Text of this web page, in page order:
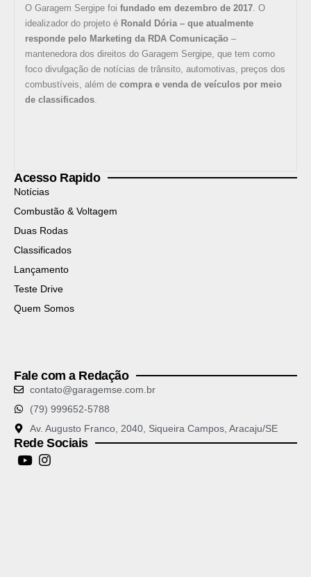
O Garagem Sergipe foi fundado em dezembro de 2017. O
idealizador do projeto é Ronald Dória – que atualmente
responde pelo Marketing da RDA Comunicação –
mantenedora dos direitos do Garagem Sergipe, que tem como
foco divulgação de notícias de trânsito, automotivas, preços dos
combustíveis, além de compra e venda de veículos por meio
de classificados.
Acesso Rapido
Notícias
Combustão & Voltagem
Duas Rodas
Classificados
Lançamento
Teste Drive
Quem Somos
Fale com a Redação
contato@garagemse.com.br
(79) 999652-5788
Av. Augusto Franco, 2040, Siqueira Campos, Aracaju/SE
Rede Sociais